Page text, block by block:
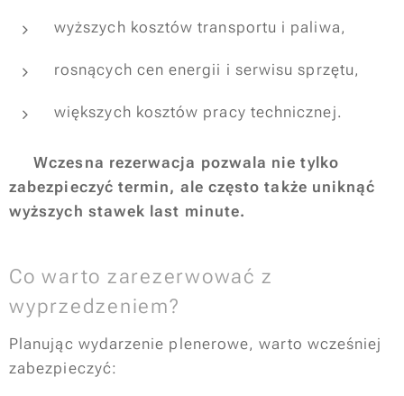
wyższych kosztów transportu i paliwa,
rosnących cen energii i serwisu sprzętu,
większych kosztów pracy technicznej.
👉Wczesna rezerwacja pozwala nie tylko
zabezpieczyć termin, ale często także uniknąć
wyższych stawek last minute.
Co warto zarezerwować z
wyprzedzeniem?
Planując wydarzenie plenerowe, warto wcześniej
zabezpieczyć: